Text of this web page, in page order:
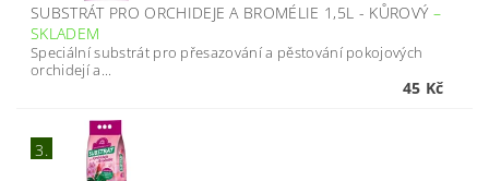
SUBSTRÁT PRO ORCHIDEJE A BROMÉLIE 1,5L - KŮROVÝ –
SKLADEM
Speciální substrát pro přesazování a pěstování pokojových
orchidejí a...
45 Kč
3.